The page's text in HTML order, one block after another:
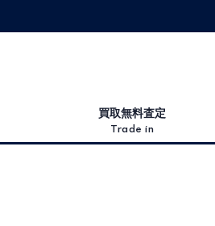
買取無料査定
Trade in